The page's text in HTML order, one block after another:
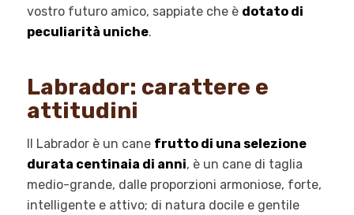
vostro futuro amico, sappiate che è dotato di
peculiarità uniche.
Labrador: carattere e
attitudini
Il Labrador è un cane frutto di una selezione
durata centinaia di anni, è un cane di taglia
medio-grande, dalle proporzioni armoniose, forte,
intelligente e attivo; di natura docile e gentile